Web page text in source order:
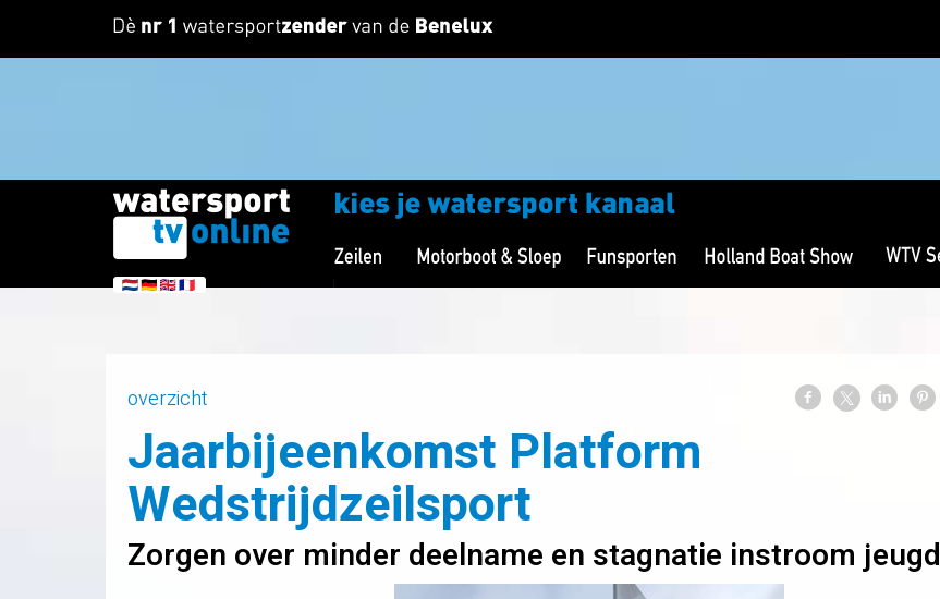
overzicht
Jaarbijeenkomst Platform
Wedstrijdzeilsport
Zorgen over minder deelname en stagnatie instroom jeugd